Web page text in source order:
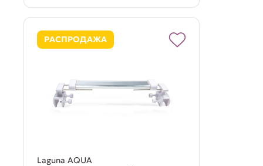
РАСПРОДАЖА
Laguna AQUA